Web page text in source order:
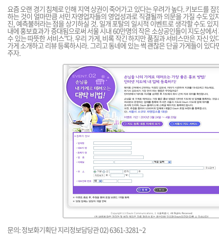
요즘 오랜 경기 침체로 인해 지역 상권이 죽어가고 있다는 우려가 높다. 키보드를
하는 것이 얼마만큼 서민 자영업자들의 영업성과로 직결될까 의문을 가질 수도 있
진, 예측불허라는 점을 상기하실 것. 일개 포탈의 일시적 이벤트로 생각할 수도 있
내에 홍보효과가 증대됨으로써 서울 시내 60만명의 작은 소상공인들이 지도상에
수 있는 따뜻한 서비스"다. 우리 가게, 비록 작긴 하지만 품질과 서비스만은 자신 있
가게 소개하고 리뷰 등록하시라. 그리고 동네에 있는 썩 괜찮은 단골 가게들이 있
주자.
문의: 정보화기획단 지리정보담당관 02) 6361-3281~2